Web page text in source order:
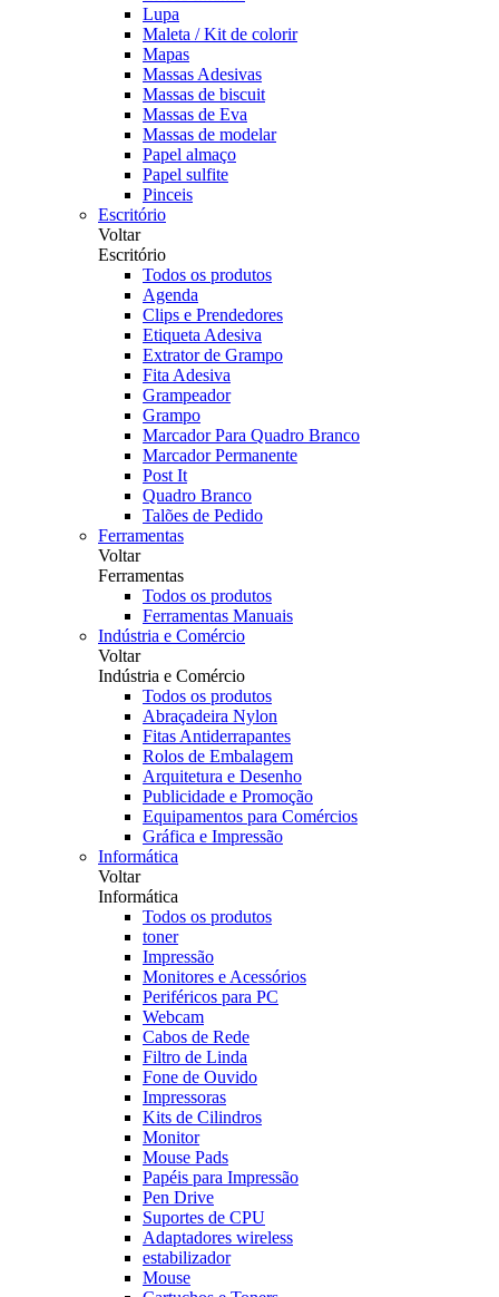
Lupa
Maleta / Kit de colorir
Mapas
Massas Adesivas
Massas de biscuit
Massas de Eva
Massas de modelar
Papel almaço
Papel sulfite
Pinceis
Escritório
Voltar
Escritório
Todos os produtos
Agenda
Clips e Prendedores
Etiqueta Adesiva
Extrator de Grampo
Fita Adesiva
Grampeador
Grampo
Marcador Para Quadro Branco
Marcador Permanente
Post It
Quadro Branco
Talões de Pedido
Ferramentas
Voltar
Ferramentas
Todos os produtos
Ferramentas Manuais
Indústria e Comércio
Voltar
Indústria e Comércio
Todos os produtos
Abraçadeira Nylon
Fitas Antiderrapantes
Rolos de Embalagem
Arquitetura e Desenho
Publicidade e Promoção
Equipamentos para Comércios
Gráfica e Impressão
Informática
Voltar
Informática
Todos os produtos
toner
Impressão
Monitores e Acessórios
Periféricos para PC
Webcam
Cabos de Rede
Filtro de Linda
Fone de Ouvido
Impressoras
Kits de Cilindros
Monitor
Mouse Pads
Papéis para Impressão
Pen Drive
Suportes de CPU
Adaptadores wireless
estabilizador
Mouse